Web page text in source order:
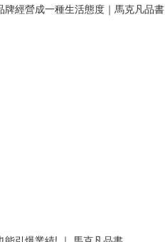
經營成一種生活態度｜馬克凡品書